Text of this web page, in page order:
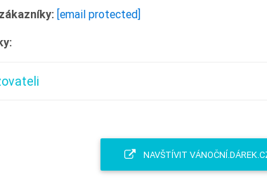
[email protected]
NAVŠTÍVIT